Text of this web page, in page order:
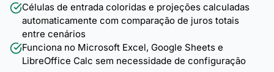
Células de entrada coloridas e projeções calculadas
automaticamente com comparação de juros totais
entre cenários
Funciona no Microsoft Excel, Google Sheets e
LibreOffice Calc sem necessidade de configuração